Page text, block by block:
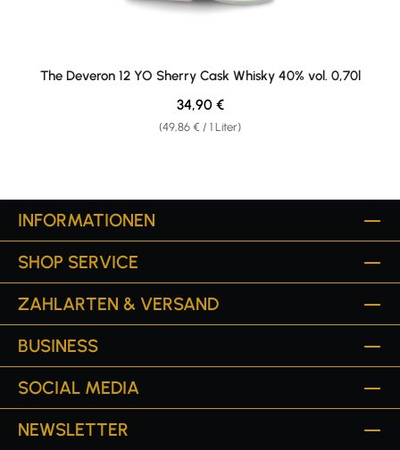
The Deveron 12 YO Sherry Cask Whisky 40% vol. 0,70l
(49,86 € / 1 Liter)
Regulärer Preis:
34,90 €
INFORMATIONEN
SHOP SERVICE
ZAHLARTEN & VERSAND
BUSINESS
SOCIAL MEDIA
NEWSLETTER